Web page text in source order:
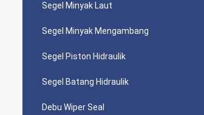
Segel Minyak Laut
Segel Minyak Mengambang
Segel Piston Hidraulik
Segel Batang Hidraulik
Debu Wiper Seal